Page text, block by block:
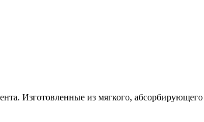
Изготовленные из мягкого,